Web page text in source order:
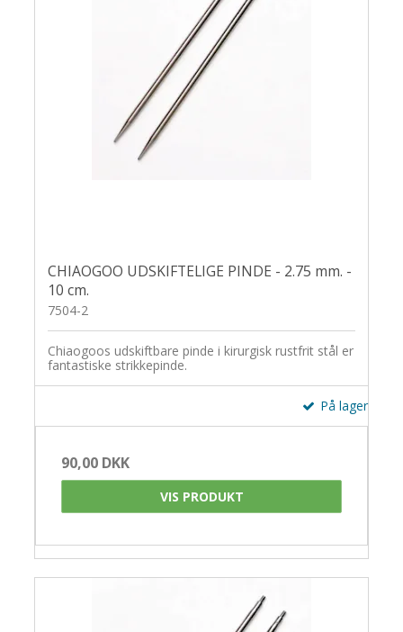
CHIAOGOO UDSKIFTELIGE PINDE - 2.75 mm. -
10 cm.
7504-2
Chiaogoos udskiftbare pinde i kirurgisk rustfrit stål er
fantastiske strikkepinde.
På lager
90,00 DKK
VIS PRODUKT